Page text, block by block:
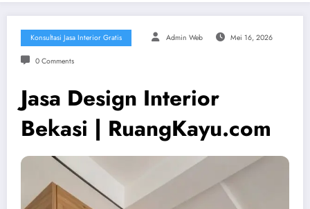
Konsultasi Jasa Interior Gratis Admin Web Mei 16, 2026
0 Comments
Jasa Design Interior
Bekasi | RuangKayu.com